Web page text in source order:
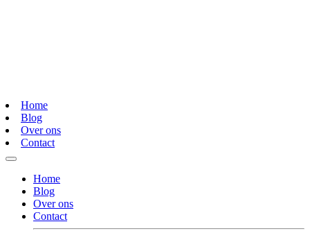
Home
Blog
Over ons
Contact
Home
Blog
Over ons
Contact